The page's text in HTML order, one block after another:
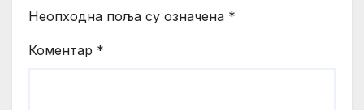
Неопходна поља су означена *
Коментар *